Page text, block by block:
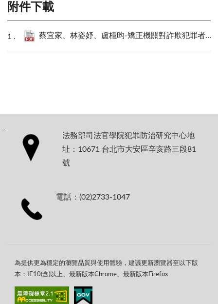
附件下載
蔡宜家、林姿妤、盧檍昀-矯正機關對詐欺犯罪者的處遇課題 (112年犯罪狀況及其分析).pdf
:::
法務部司法官學院犯罪防治研究中心地
址：10671 台北市大安區辛亥路三段81
號
電話：(02)2733-1047
為提供更為穩定的瀏覽品質與使用體驗，建議更新瀏覽器至以下版
本：IE10(含)以上、最新版本Chrome、最新版本Firefox